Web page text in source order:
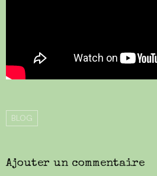
BLOG
Ajouter un commentaire